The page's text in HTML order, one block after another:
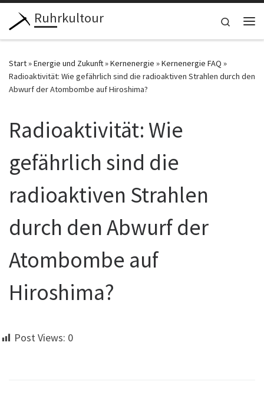
Zum Inhalt springen
Ruhrkultour
Search
Start»Energie und Zukunft»Kernenergie »Kernenergie FAQ »
Radioaktivität: Wie gefährlich sind die radioaktiven Strahlen durch den
Abwurf der Atombombe auf Hiroshima?
Radioaktivität: Wie
gefährlich sind die
radioaktiven Strahlen
durch den Abwurf der
Atombombe auf
Hiroshima?
Post Views: 0